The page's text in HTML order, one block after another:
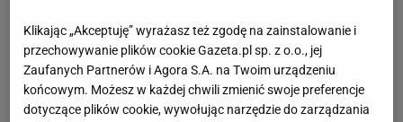
Klikając „Akceptuję” wyrażasz też zgodę na zainstalowanie i
przechowywanie plików cookie Gazeta.pl sp. z o.o., jej
Zaufanych Partnerów i Agora S.A. na Twoim urządzeniu
końcowym. Możesz w każdej chwili zmienić swoje preferencje
dotyczące plików cookie, wywołując narzędzie do zarządzania